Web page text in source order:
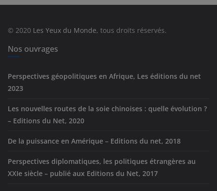
e
© 2020 Les Yeux du Monde, tous droits réservés.
Nos ouvrages
Perspectives géopolitiques en Afrique, Les éditions du net
2023
Les nouvelles routes de la soie chinoises : quelle évolution ?
– Editions du Net, 2020
De la puissance en Amérique – Editions du net, 2018
Perspectives diplomatiques, les politiques étrangères au
XXIe siècle – publié aux Editions du Net, 2017